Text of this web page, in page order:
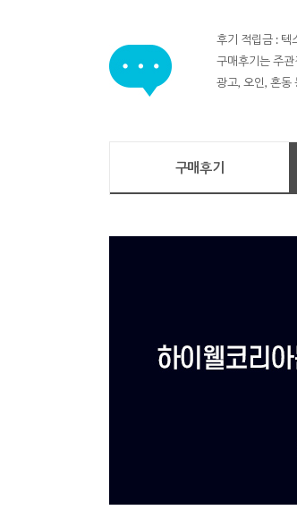
후기 적립금 : 텍
구매후기는 주
광고, 오인, 혼동
구매후기